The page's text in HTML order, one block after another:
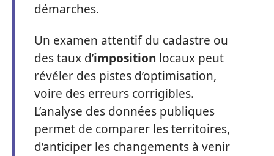
démarches.
Un examen attentif du cadastre ou
des taux d’imposition locaux peut
révéler des pistes d’optimisation,
voire des erreurs corrigibles.
L’analyse des données publiques
permet de comparer les territoires,
d’anticiper les changements à venir